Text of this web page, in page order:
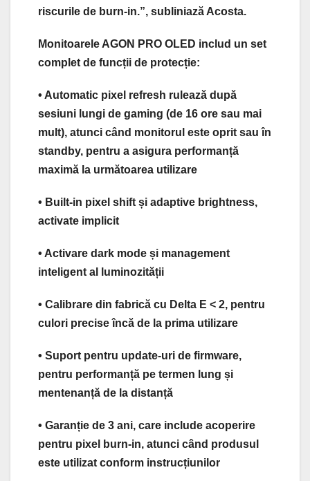
riscurile de burn-in.”, subliniază Acosta.
Monitoarele AGON PRO OLED includ un set
complet de funcții de protecție:
• Automatic pixel refresh rulează după
sesiuni lungi de gaming (de 16 ore sau mai
mult), atunci când monitorul este oprit sau în
standby, pentru a asigura performanță
maximă la următoarea utilizare
• Built-in pixel shift și adaptive brightness,
activate implicit
• Activare dark mode și management
inteligent al luminozității
• Calibrare din fabrică cu Delta E < 2, pentru
culori precise încă de la prima utilizare
• Suport pentru update-uri de firmware,
pentru performanță pe termen lung și
mentenanță de la distanță
• Garanție de 3 ani, care include acoperire
pentru pixel burn-in, atunci când produsul
este utilizat conform instrucțiunilor